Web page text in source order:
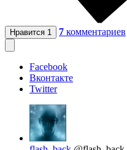
Нравится 1 7 комментариев
Facebook
Вконтакте
Twitter